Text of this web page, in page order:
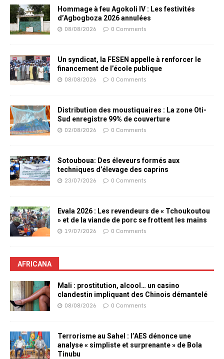
Hommage à feu Agokoli IV : Les festivités
d’Agbogboza 2026 annulées
08/08/2026 0 Comments
Un syndicat, la FESEN appelle à renforcer le
financement de l’école publique
08/08/2026 0 Comments
Distribution des moustiquaires : La zone Oti-
Sud enregistre 99% de couverture
02/08/2026 0 Comments
Sotouboua: Des éleveurs formés aux
techniques d’élevage des caprins
23/07/2026 0 Comments
Evala 2026 : Les revendeurs de « Tchoukoutou
» et de la viande de porc se frottent les mains
19/07/2026 0 Comments
AFRICANA
Mali : prostitution, alcool… un casino
clandestin impliquant des Chinois démantelé
08/08/2026 0 Comments
Terrorisme au Sahel : l’AES dénonce une
analyse « simpliste et surprenante » de Bola
Tinubu